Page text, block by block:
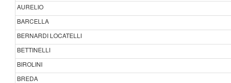
AURELIO
BARCELLA
BERNARDI LOCATELLI
BETTINELLI
BIROLINI
BREDA